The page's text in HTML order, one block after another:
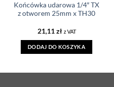
Końcówka udarowa 1/4″ TX
z otworem 25mm x TH30
21,11zł z VAT
DODAJ DO KOSZYKA